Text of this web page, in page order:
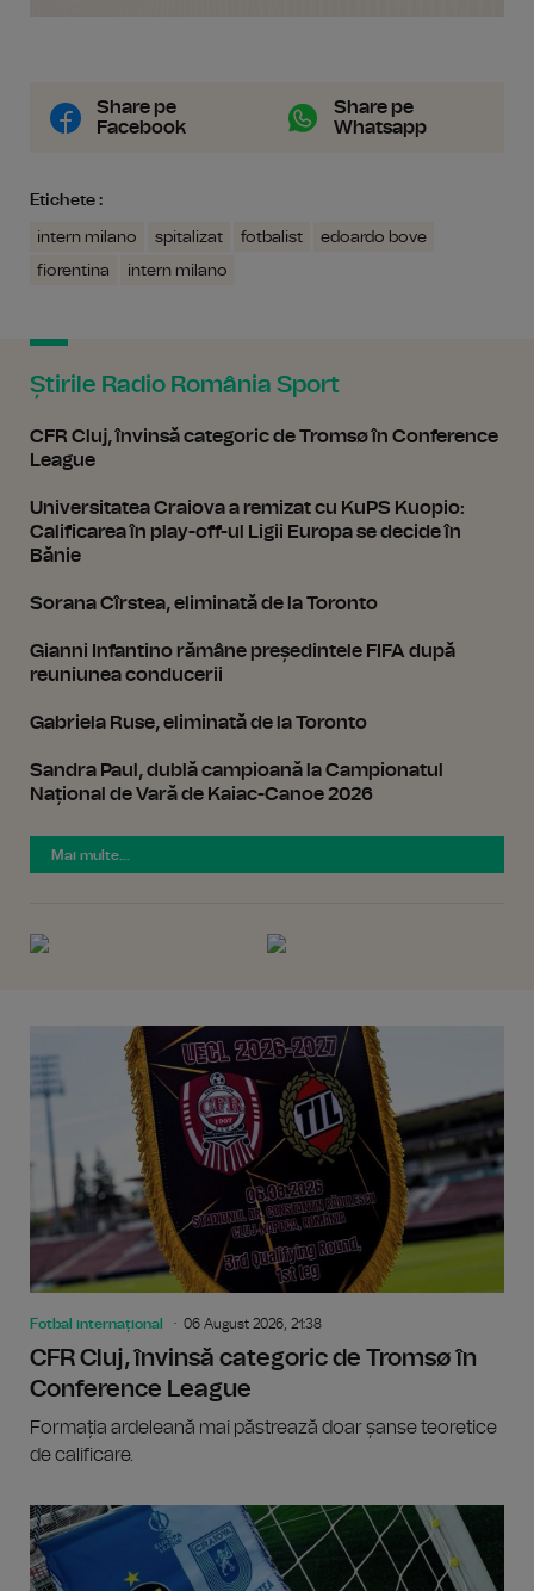
Share pe
Facebook
Share pe
Whatsapp
Etichete :
intern milano spitalizat fotbalist
edoardo bove
fiorentina
intern milano
Știrile Radio România Sport
CFR Cluj, învinsă categoric de Tromsø în Conference
League
Universitatea Craiova a remizat cu KuPS Kuopio:
Calificarea în play-off-ul Ligii Europa se decide în
Bănie
Sorana Cîrstea, eliminată de la Toronto
Gianni Infantino rămâne președintele FIFA după
reuniunea conducerii
Gabriela Ruse, eliminată de la Toronto
Sandra Paul, dublă campioană la Campionatul
Național de Vară de Kaiac-Canoe 2026
Mai multe...
Fotbal internațional 06 August 2026, 21:38
CFR Cluj, învinsă categoric de Tromsø în
Conference League
Formația ardeleană mai păstrează doar șanse teoretice
de calificare.